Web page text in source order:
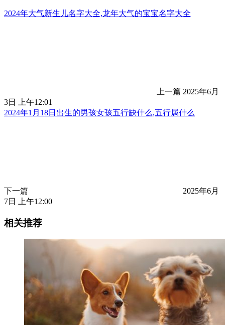
2024年大气新生儿名字大全,龙年大气的宝宝名字大全
上一篇 2025年6月
3日 上午12:01
2024年1月18日出生的男孩女孩五行缺什么,五行属什么
下一篇
2025年6月
7日 上午12:00
相关推荐